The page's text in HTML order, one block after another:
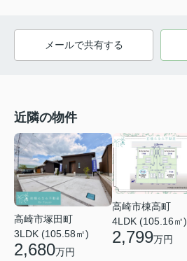
メールで共有する
近隣の物件
高崎市塚田町
3LDK (105.58㎡)
2,680万円
高崎市棟高町
4LDK (105.16㎡)
2,799万円